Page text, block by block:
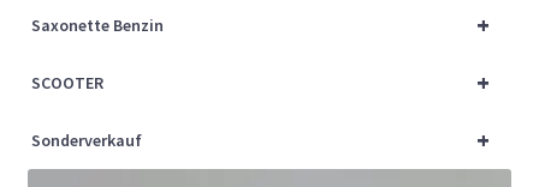
Checkout +
Saxonette Benzin
+
SCOOTER
+
Sonderverkauf